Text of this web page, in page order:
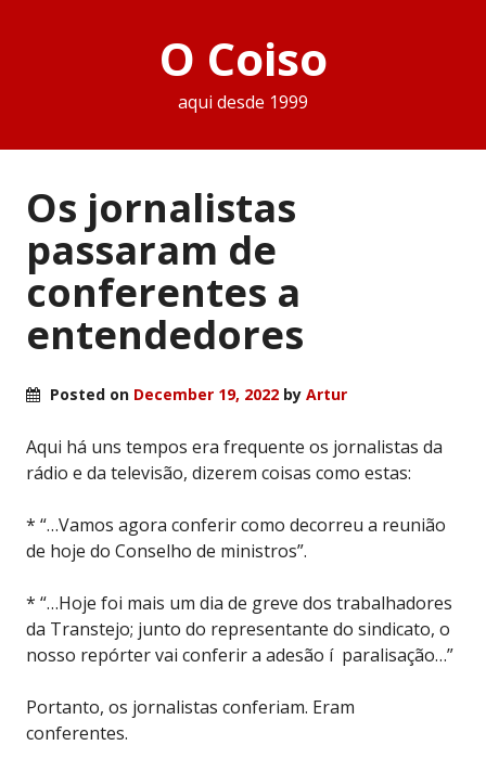
O Coiso
aqui desde 1999
Os jornalistas
passaram de
conferentes a
entendedores
Posted on December 19, 2022 by Artur
Aqui há uns tempos era frequente os jornalistas da
rádio e da televisão, dizerem coisas como estas:
* “…Vamos agora conferir como decorreu a reunião
de hoje do Conselho de ministros”.
* “…Hoje foi mais um dia de greve dos trabalhadores
da Transtejo; junto do representante do sindicato, o
nosso repórter vai conferir a adesão í paralisação…”
Portanto, os jornalistas conferiam. Eram
conferentes.